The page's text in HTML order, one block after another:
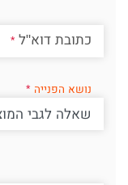
כתובת דוא"ל
נושא הפנייה